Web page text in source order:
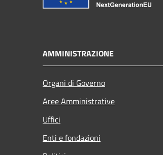
AMMINISTRAZIONE
Organi di Governo
Aree Amministrative
Uffici
Enti e fondazioni